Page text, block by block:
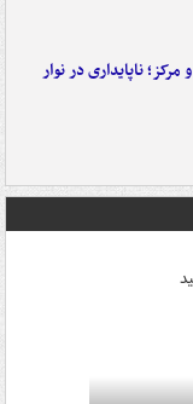
ناپایداری در نوار